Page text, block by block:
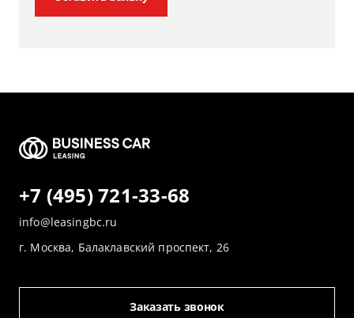
+7 (495) 721-33-68
info@leasingbc.ru
г. Москва, Балаклавский проспект, 26
Заказать звонок